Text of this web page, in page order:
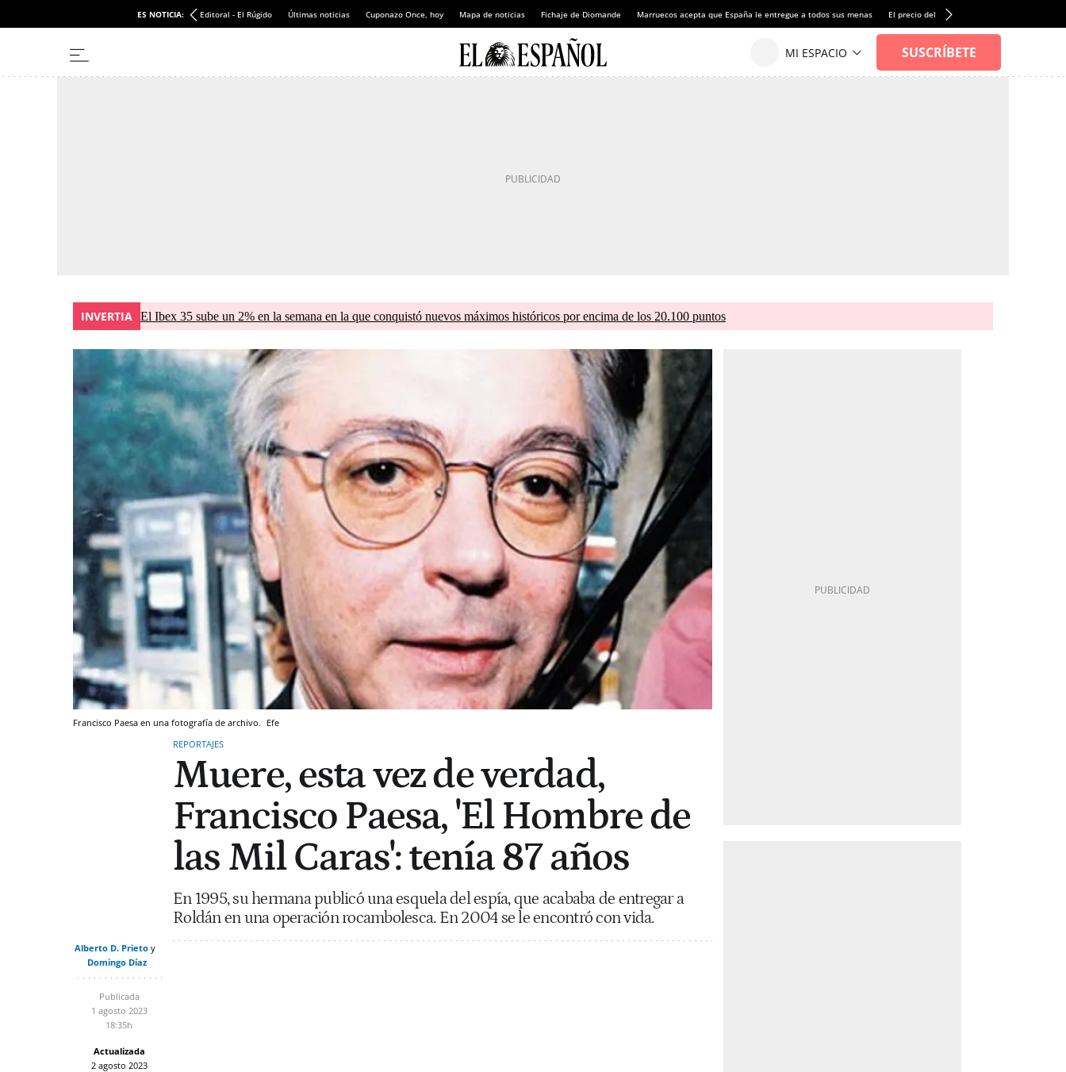
ES NOTICIA: Editoral - El Rúgido Últimas noticias Cuponazo Once, hoy Mapa de noticias Fichaje de Diomande Marruecos acepta que España le entregue a todos sus menas El precio del alquiler de vivienda baja por
INVERTIA El Ibex 35 sube un 2% en la semana en la que conquistó nuevos máximos históricos por encima de los 20.100 puntos
Francisco Paesa en una fotografía de archivo. Efe
REPORTAJES
Muere, esta vez de verdad,
Francisco Paesa, 'El Hombre de
las Mil Caras': tenía 87 años
En 1995, su hermana publicó una esquela del espía, que acababa de entregar a
Roldán en una operación rocambolesca. En 2004 se le encontró con vida.
Alberto D. Prieto
Domingo Díaz
Publicada
1 agosto 2023
18:35h
Actualizada
2 agosto 2023